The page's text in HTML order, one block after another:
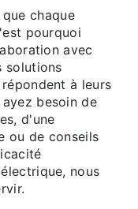
chaque
pourquoi
avec
solutions
à leurs
besoin de
d'une
ou de conseils
nous